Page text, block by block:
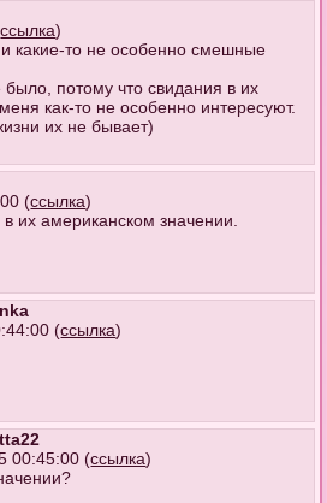
ссылка)
какие-то не особенно смешные
было, потому что свидания в их
как-то не особенно интересуют.
их не бывает)
(ссылка)
их американском значении.
(ссылка)
00:45:00 (ссылка)